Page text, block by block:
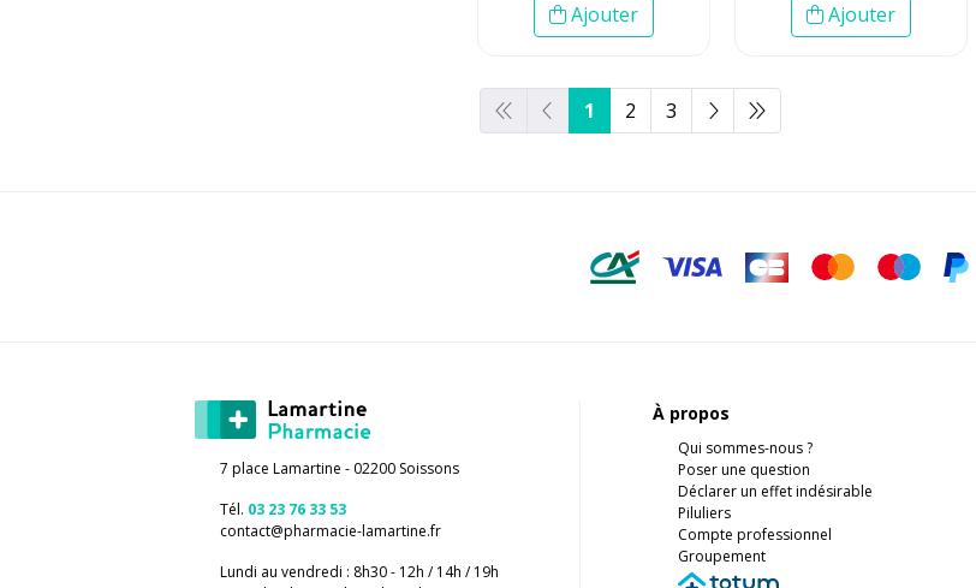
Ajouter Ajouter
1 2 3
7 place Lamartine - 02200 Soissons
Tél. 03 23 76 33 53
contact@pharmacie-lamartine.fr
Lundi au vendredi : 8h30 - 12h / 14h / 19h
À propos
Qui sommes-nous ?
Poser une question
Déclarer un effet indésirable
Piluliers
Compte professionnel
Groupement